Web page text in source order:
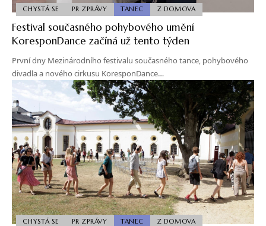
CHYSTÁ SE PR ZPRÁVY TANEC Z DOMOVA
Festival současného pohybového umění
KoresponDance začíná už tento týden
První dny Mezinárodního festivalu současného tance, pohybového
divadla a nového cirkusu KoresponDance…
CHYSTÁ SE PR ZPRÁVY TANEC Z DOMOVA